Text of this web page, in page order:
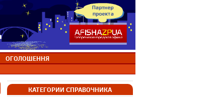
ОГОЛОШЕННЯ
КАТЕГОРИИ СПРАВОЧНИКА